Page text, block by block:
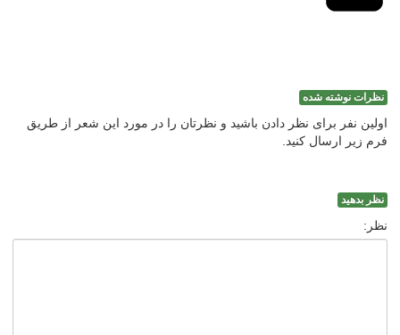
نظرات نوشته شده
اولین نفر برای نظر دادن باشید و نظرتان را در مورد این شعر از طریق
فرم زیر ارسال کنید.
نظر بدهید
نظر: